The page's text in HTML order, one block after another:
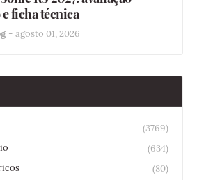
ficha técnica
- agosto 01, 2026
(3769)
(634)
(80)